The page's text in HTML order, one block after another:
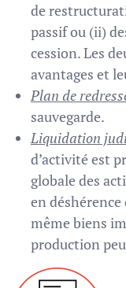
de
passif ou (ii)
cession. Les
avantages et
Plan de
sauvegarde.
Liquidation
d’activité est
globale des
en
même biens
production